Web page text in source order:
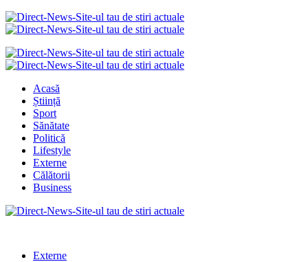
Acasă
Știință
Sport
Sănătate
Politică
Lifestyle
Externe
Călătorii
Business
Externe